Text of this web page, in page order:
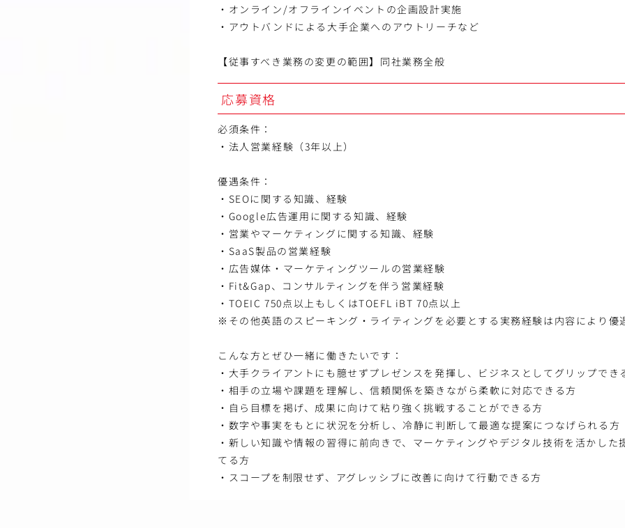
・オンライン/オフラインイベントの企画設計実施
・アウトバンドによる大手企業へのアウトリーチなど
【従事すべき業務の変更の範囲】同社業務全般
応募資格
必須条件：
・法人営業経験（3年以上）
優遇条件：
・SEOに関する知識、経験
・Google広告運用に関する知識、経験
・営業やマーケティングに関する知識、経験
・SaaS製品の営業経験
・広告媒体・マーケティングツールの営業経験
・Fit&Gap、コンサルティングを伴う営業経験
・TOEIC 750点以上もしくはTOEFL iBT 70点以上
※その他英語のスピーキング・ライティングを必要とする実務経験は内容により優
こんな方とぜひ一緒に働きたいです：
・大手クライアントにも臆せずプレゼンスを発揮し、ビジネスとしてグリップでき
・相手の立場や課題を理解し、信頼関係を築きながら柔軟に対応できる方
・自ら目標を掲げ、成果に向けて粘り強く挑戦することができる方
・数字や事実をもとに状況を分析し、冷静に判断して最適な提案につなげられる方
・新しい知識や情報の習得に前向きで、マーケティングやデジタル技術を活かした
てる方
・スコープを制限せず、アグレッシブに改善に向けて行動できる方